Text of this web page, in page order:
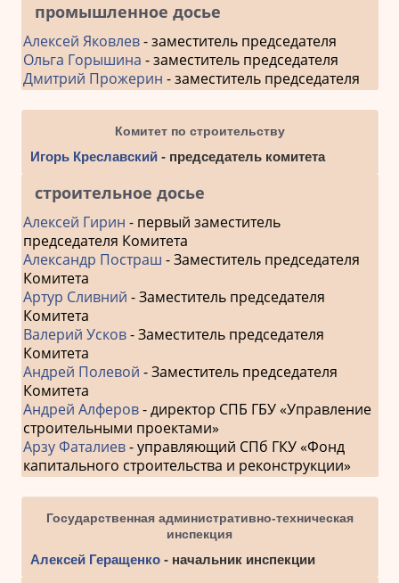
промышленное досье
Алексей Яковлев- заместитель председателя
Ольга Горышина - заместитель председателя
Дмитрий Прожерин - заместитель председателя
Комитет по строительству
Игорь Креславский - председатель комитета
строительное досье
Алексей Гирин - первый заместитель
председателя Комитета
Александр Постраш - Заместитель председателя
Комитета
Артур Сливний - Заместитель председателя
Комитета
Валерий Усков- Заместитель председателя
Комитета
Андрей Полевой - Заместитель председателя
Комитета
Андрей Алферов- директор СПБ ГБУ «Управление
строительными проектами»
Арзу Фаталиев- управляющий СПб ГКУ «Фонд
капитального строительства и реконструкции»
Государственная административно-техническая
инспекция
Алексей Геращенко- начальник инспекции